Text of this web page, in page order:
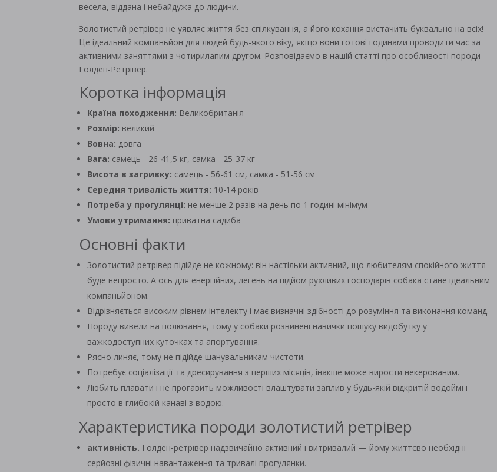
весела, віддана і небайдужа до людини.
Золотистий ретрівер не уявляє життя без спілкування, а його кохання вистачить буквально на всіх!
Це ідеальний компаньйон для людей будь-якого віку, якщо вони готові годинами проводити час за
активними заняттями з чотирилапим другом. Розповідаємо в нашій статті про особливості породи
Голден-Ретрівер.
Коротка інформація
Країна походження: Великобританія
Розмір: великий
Вовна: довга
Вага: самець - 26-41,5 кг, самка - 25-37 кг
Висота в загривку: самець - 56-61 см, самка - 51-56 см
Середня тривалість життя: 10-14 років
Потреба у прогулянці: не менше 2 разів на день по 1 годині мінімум
Умови утримання: приватна садиба
Основні факти
Золотистий ретрівер підійде не кожному: він настільки активний, що любителям спокійного життя
буде непросто. А ось для енергійних, легень на підйом рухливих господарів собака стане ідеальним
компаньйоном.
Відрізняється високим рівнем інтелекту і має визначні здібності до розуміння та виконання команд.
Породу вивели на полювання, тому у собаки розвинені навички пошуку видобутку у
важкодоступних куточках та апортування.
Рясно линяє, тому не підійде шанувальникам чистоти.
Потребує соціалізації та дресирування з перших місяців, інакше може вирости некерованим.
Любить плавати і не прогавить можливості влаштувати заплив у будь-якій відкритій водоймі і
просто в глибокій канаві з водою.
Характеристика породи золотистий ретрівер
активність. Голден-ретрівер надзвичайно активний і витривалий — йому життєво необхідні
серйозні фізичні навантаження та тривалі прогулянки.